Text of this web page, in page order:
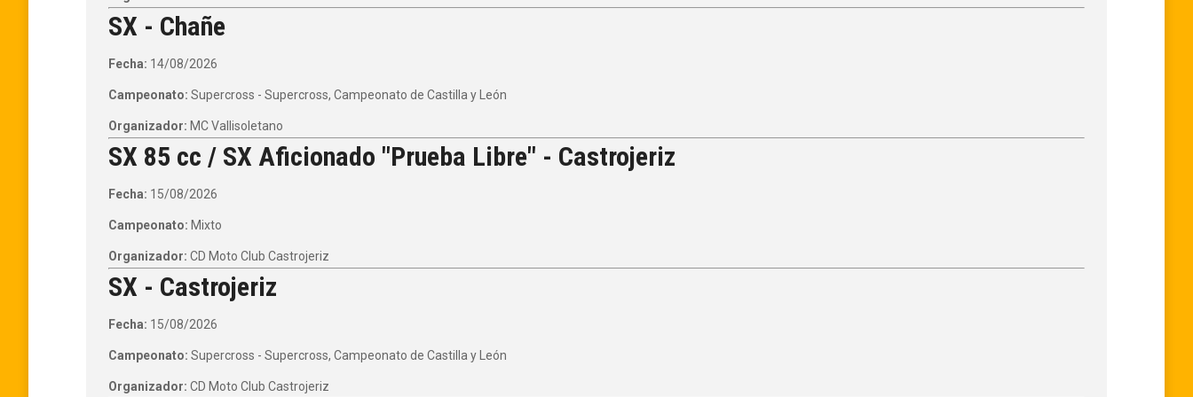
SX - Chañe
Fecha: 14/08/2026
Campeonato: Supercross - Supercross, Campeonato de Castilla y León
Organizador: MC Vallisoletano
SX 85 cc / SX Aficionado "Prueba Libre" - Castrojeriz
Fecha: 15/08/2026
Campeonato: Mixto
Organizador: CD Moto Club Castrojeriz
SX - Castrojeriz
Fecha: 15/08/2026
Campeonato: Supercross - Supercross, Campeonato de Castilla y León
Organizador: CD Moto Club Castrojeriz